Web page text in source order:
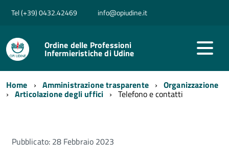
Tel (+39) 0432.42469 info@opiudine.it
Ordine delle Professioni
Infermieristiche di Udine
Home Amministrazione trasparente Organizzazione
Articolazione degli uffici Telefono e contatti
Pubblicato: 28 Febbraio 2023